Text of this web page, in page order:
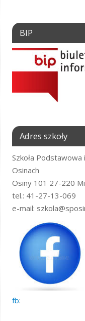
BIP
Adres szkoły
Szkoła
Osinach
Osiny 101 27-220
tel.: 41-27-13-069
e-mail:
fb: